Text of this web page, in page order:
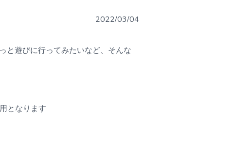
2022/03/04
と遊びに行ってみたいなど、そんな
となります